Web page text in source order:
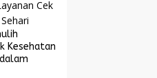
Kesehatan